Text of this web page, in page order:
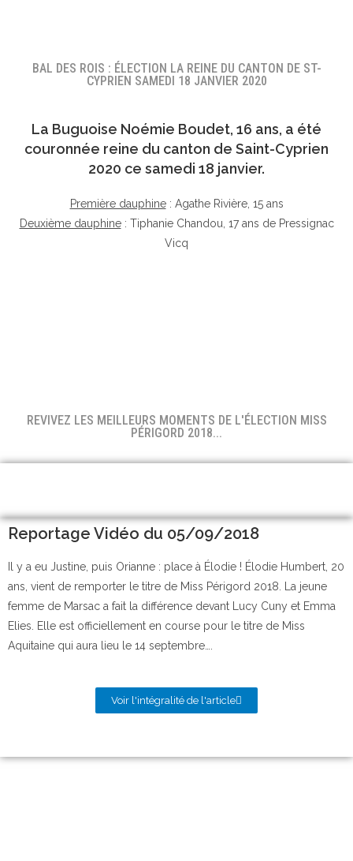
BAL DES ROIS : ÉLECTION LA REINE DU CANTON DE ST-
CYPRIEN SAMEDI 18 JANVIER 2020
La Buguoise Noémie Boudet, 16 ans, a été
couronnée reine du canton de Saint-Cyprien
2020 ce samedi 18 janvier.
Première dauphine: Agathe Rivière, 15 ans
Deuxième dauphine: Tiphanie Chandou, 17 ans de Pressignac
Vicq
REVIVEZ LES MEILLEURS MOMENTS DE L'ÉLECTION MISS
PÉRIGORD 2018...
Reportage Vidéo du 05/09/2018
Il y a eu Justine, puis Orianne : place à Élodie ! Élodie Humbert, 20
ans, vient de remporter le titre de Miss Périgord 2018. La jeune
femme de Marsac a fait la différence devant Lucy Cuny et Emma
Elies. Elle est officiellement en course pour le titre de Miss
Aquitaine qui aura lieu le 14 septembre….
Voir l'intégralité de l'article